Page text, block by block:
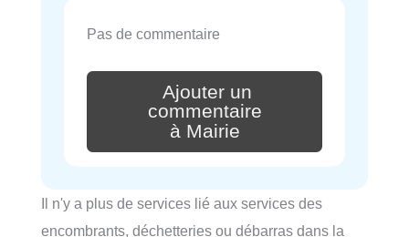
Pas de commentaire
Ajouter un
commentaire
à Mairie
Il n'y a plus de services lié aux services des
encombrants, déchetteries ou débarras dans la